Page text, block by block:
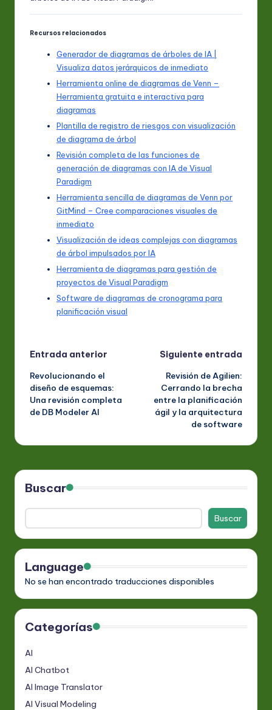
Recursos relacionados
Generador de diagramas de árboles de IA |
Visualiza datos jerárquicos de inmediato
Herramienta online de diagramas de Venn –
Herramienta gratuita e interactiva para
diagramas
Plantilla de registro de riesgos con visualización
de diagrama de árbol
Revisión completa de las funciones de
generación de diagramas con IA de Visual
Paradigm
Herramienta sencilla de diagramas de Venn por
GitMind – Cree comparaciones visuales de
inmediato
Visualización de ideas complejas con diagramas
de árbol impulsados por IA
Herramienta de diagramas para gestión de
proyectos de Visual Paradigm
Software de diagramas de cronograma para
planificación visual
Navegación
de
entradas
Entrada anterior
Revolucionando el
diseño de esquemas:
Una revisión completa
de DB Modeler AI
Siguiente entrada
Revisión de Agilien:
Cerrando la brecha
entre la planificación
ágil y la arquitectura
de software
Buscar
Buscar
Language
No se han encontrado traducciones disponibles
Categorías
AI
AI Chatbot
AI Image Translator
AI Visual Modeling